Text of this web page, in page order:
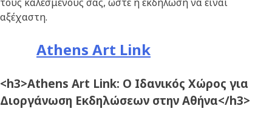
αξέχαστη.
Athens Art Link
<h3>Athens Art Link: Ο Ιδανικός Χώρος για
Διοργάνωση Εκδηλώσεων στην Αθήνα</h3>